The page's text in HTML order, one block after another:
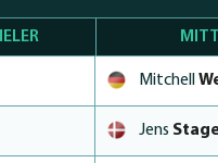
Mitchell
Jens